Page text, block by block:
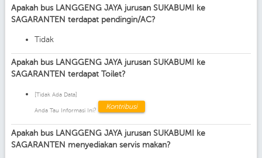
Apakah bus LANGGENG JAYA jurusan SUKABUMI ke
SAGARANTEN terdapat pendingin/AC?
Tidak
Apakah bus LANGGENG JAYA jurusan SUKABUMI ke
SAGARANTEN terdapat Toilet?
[Tidak Ada Data]
Anda Tau Informasi Ini? Kontribusi
Apakah bus LANGGENG JAYA jurusan SUKABUMI ke
SAGARANTEN menyediakan servis makan?